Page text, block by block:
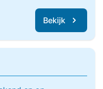
Bekijk